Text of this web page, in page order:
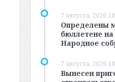
7 августа, 2026
Определены
бюллетене
Народное
7 августа, 2026
Вынесен